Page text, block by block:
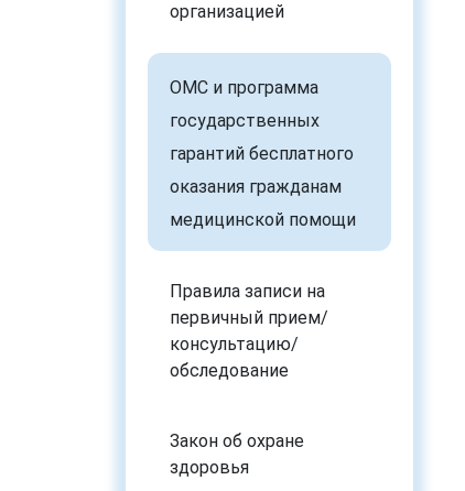
организацией
ОМС и программа
государственных
гарантий бесплатного
оказания гражданам
медицинской помощи
Правила записи на
первичный прием/
консультацию/
обследование
Закон об охране
здоровья